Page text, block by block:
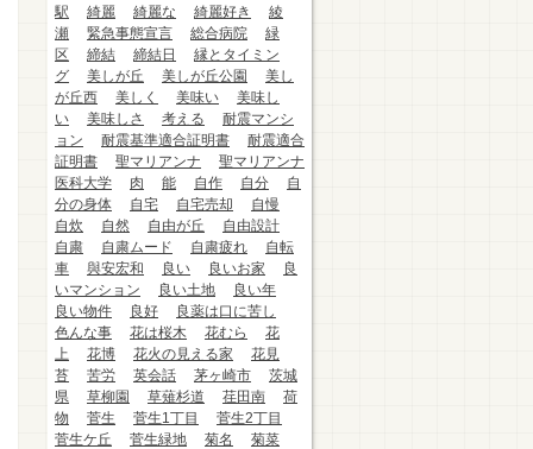
駅
綺麗 綺麗な 綺麗好き
綾
瀬
緊急事態宣言 総合病院
緑
区
締結 締結日
縁とタイミン
グ
美しが丘 美しが丘公園
美し
が丘西
美しく 美味い
美味し
い
美味しさ 考える
耐震マンシ
ョン
耐震基準適合証明書
耐震適合
証明書
聖マリアンナ
聖マリアンナ
医科大学
肉 能 自作 自分
自
分の身体
自宅 自宅売却
自慢
自炊
自然 自由が丘
自由設計
自粛
自粛ムード 自粛疲れ
自転
車
與安宏和 良い 良いお家
良
いマンション
良い土地
良い年
良い物件
良好
良薬は口に苦し
色んな事
花は桜木 花むら
花
上
花博 花火の見える家
花見
苔
苦労 英会話 茅ヶ崎市
茨城
県
草柳園 草薙杉道 荏田南
荷
物
菅生 菅生1丁目
菅生2丁目
菅生ケ丘
菅生緑地 菊名
菊菜